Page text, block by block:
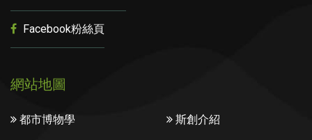
Facebook粉絲頁
網站地圖
都市博物學 斯創介紹